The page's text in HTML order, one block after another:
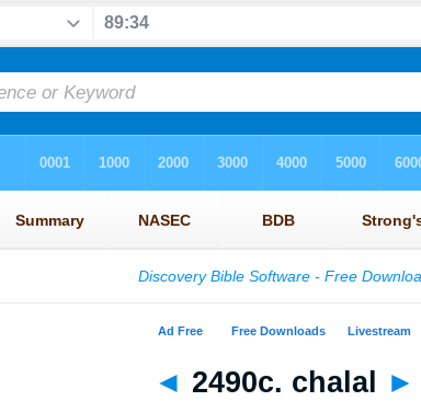
◄ 2490c. chalal ►